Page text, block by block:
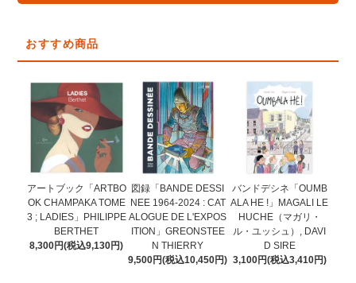
おすすめ商品
アートブック「ARTBO
OK CHAMPAKA TOME
3 ; LADIES」PHILIPPE
BERTHET
8,300円(税込9,130円)
図録「BANDE DESSI
NEE 1964-2024 : CAT
ALOGUE DE L'EXPOS
ITION」GREONSTEE
N THIERRY
9,500円(税込10,450円)
バンドデシネ「OUMB
ALA HE !」MAGALI LE
HUCHE（マガリ・
ル・ユッシュ）, DAVI
D SIRE
3,100円(税込3,410円)